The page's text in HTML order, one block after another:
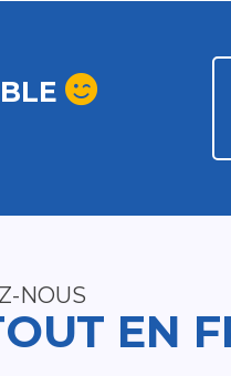
NOUS
EN